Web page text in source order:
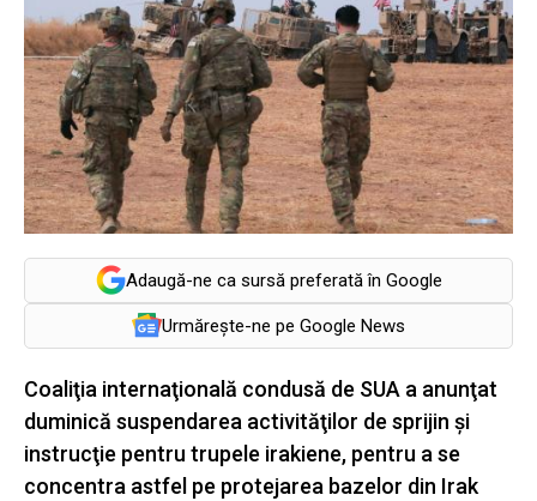
Adaugă-ne ca sursă preferată în Google
Urmărește-ne pe Google News
Coaliţia internaţională condusă de SUA a anunţat
duminică suspendarea activităţilor de sprijin şi
instrucţie pentru trupele irakiene, pentru a se
concentra astfel pe protejarea bazelor din Irak